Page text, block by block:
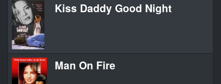
Kiss Daddy Good Night
Man On Fire